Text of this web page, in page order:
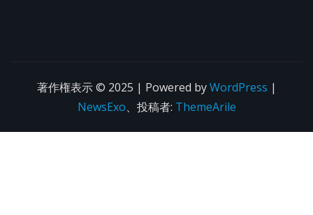
著作権表示 © 2025 | Powered byWordPress |
NewsExo、投稿者: ThemeArile